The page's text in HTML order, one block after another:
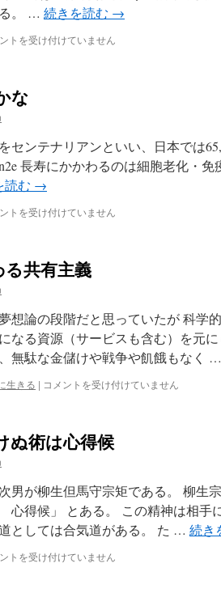
。 … 続きを読む →
トを受け付けていません
な
センテナリアンといい、日本では
長寿にかかわるのは細胞老化・
読む →
トを受け付けていません
共有主義
想論の段階だと思っていたが 科学
なる資源（サービスも含む）を元
無駄な金儲けや戦争や飢餓もなく …
生きる | 資
社
会
義
に
代
わ
共
コメントを受け付けていません
ぬ術は心得候
男が柳生但馬守宗矩である。 柳生
得候」 とある。 この精神は相手
としては合気道がある。 た … 続き
トを受け付けていません